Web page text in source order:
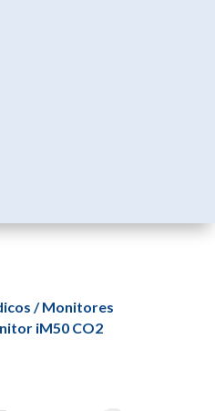
/Monitores
iM50 CO2